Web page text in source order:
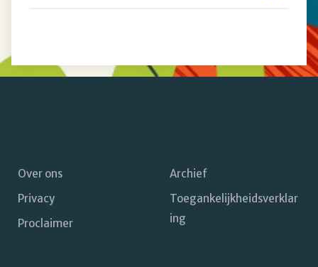
Footer
Over ons
Privacy
Proclaimer
Archief
Toegankelijkheidsverklar
ing